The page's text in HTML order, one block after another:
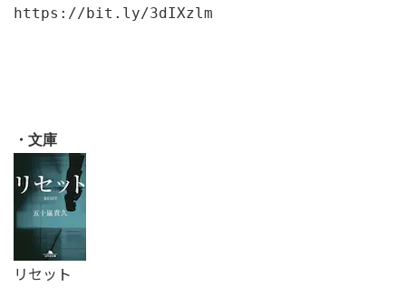
https://bit.ly/3dIXzlm
・文庫
リセット